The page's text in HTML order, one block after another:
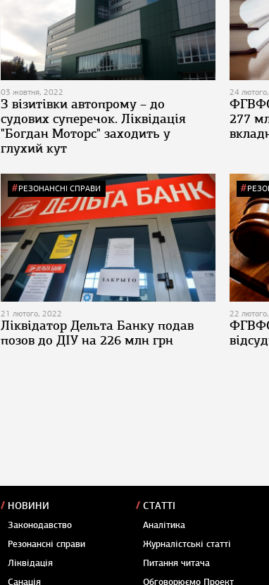
03 жовтня, 2022
З візитівки автопрому – до
судових суперечок. Ліквідація
"Богдан Моторс" заходить у
глухий кут
24
277
РЕЗОНАНСНІ СПРАВИ
21 лютого, 2022
Ліквідатор Дельта Банку подав
позов до ДІУ на 226 млн грн
22
НОВИНИ
Законодавство
Резонансні справи
Ліквідація
Санація
СТАТТІ
Аналітика
Журналістські статті
Питання читача
Обговорюємо Проект